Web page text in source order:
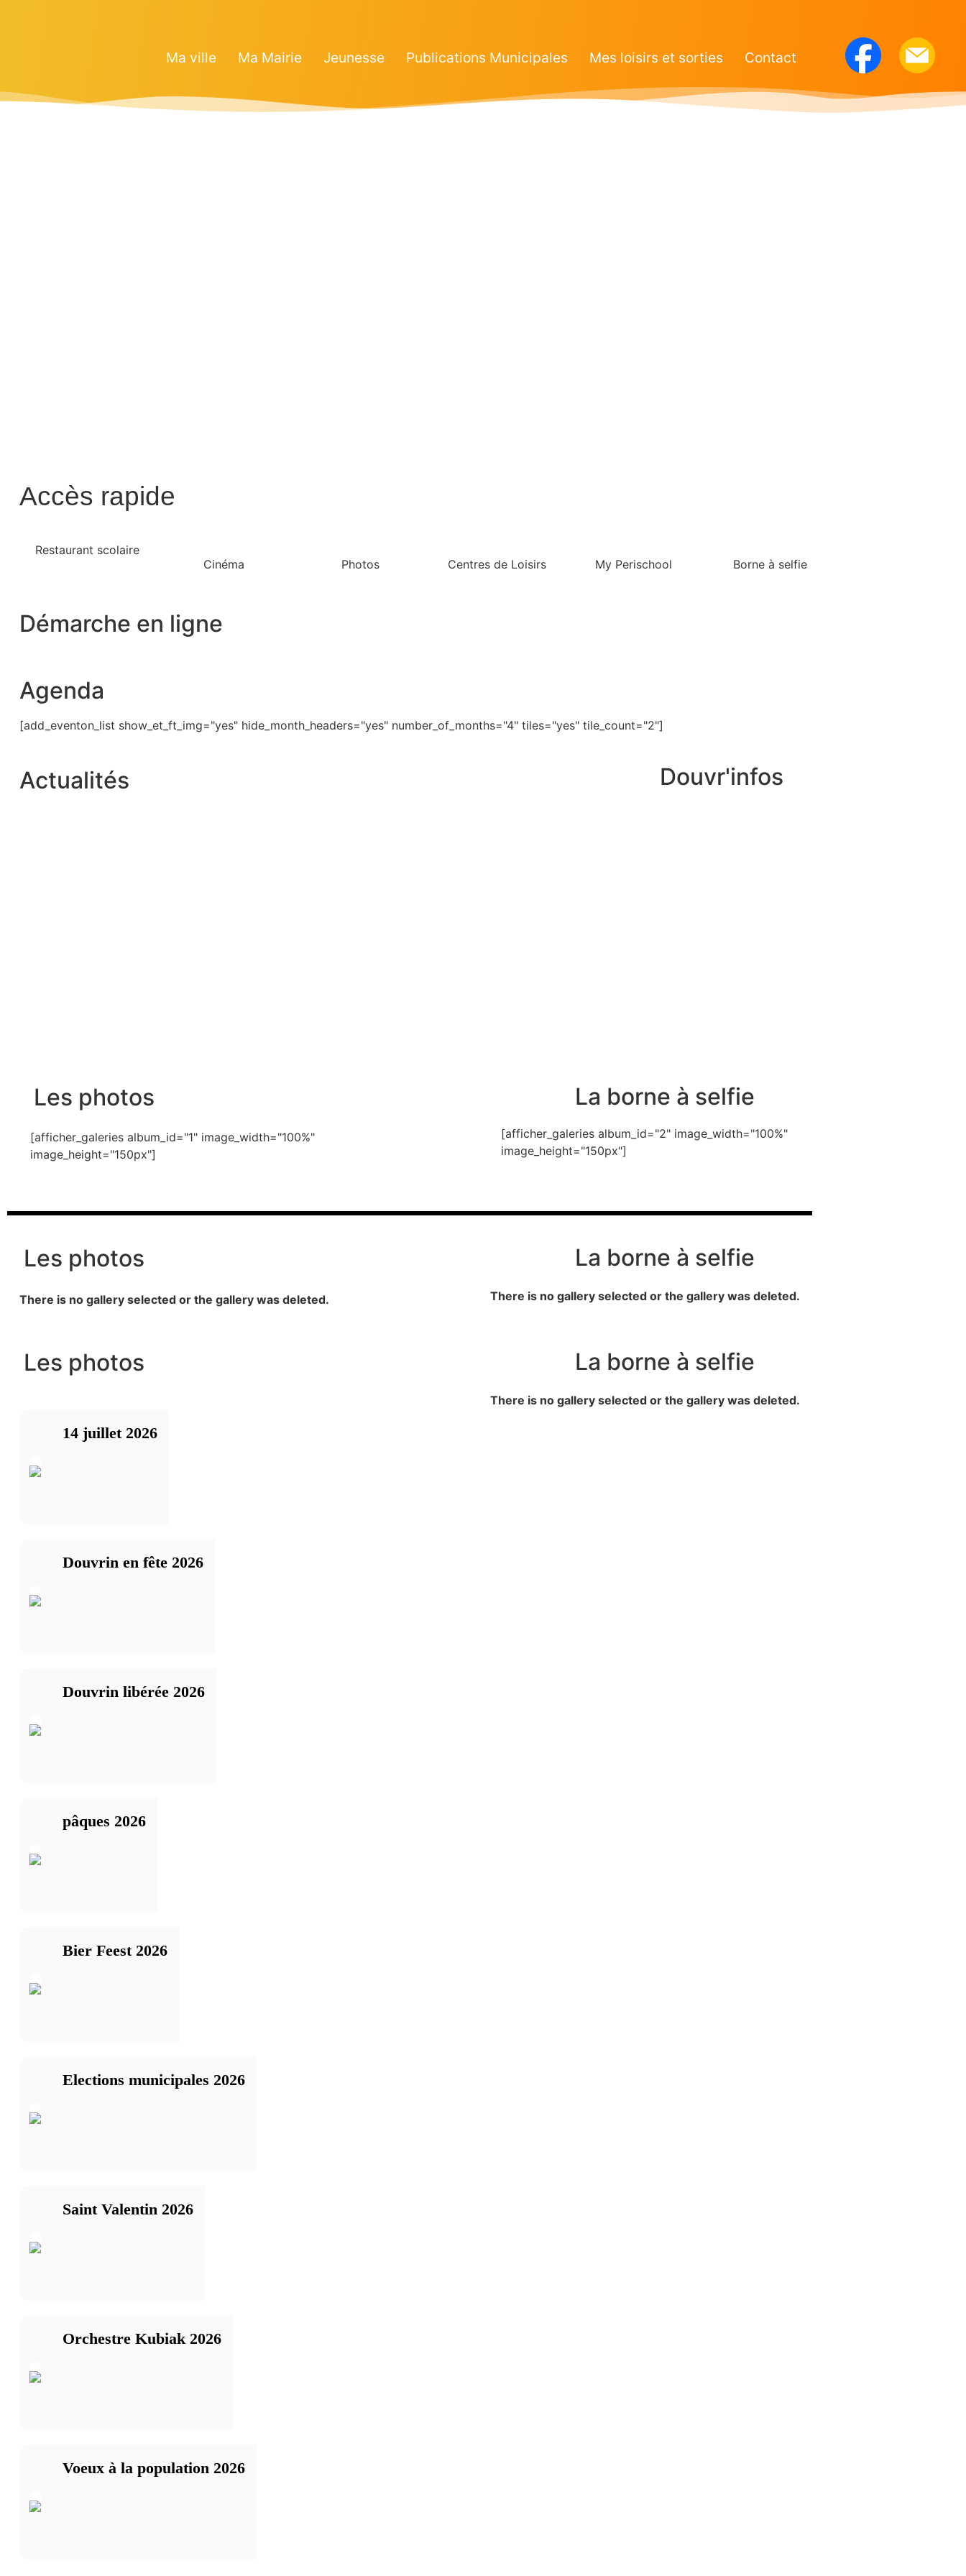
Ma ville Ma Mairie Jeunesse Publications Municipales Mes loisirs et sorties Contact
Accès rapide
Restaurant scolaire
Cinéma
Photos Centres de Loisirs My Perischool Borne à selfie
Démarche en ligne
Agenda
[add_eventon_list show_et_ft_img="yes" hide_month_headers="yes" number_of_months="4" tiles="yes" tile_count="2"]
Actualités Douvr'infos
Les photos
[afficher_galeries album_id="1" image_width="100%"
image_height="150px"]
La borne à selfie
[afficher_galeries album_id="2" image_width="100%"
image_height="150px"]
Les photos
There is no gallery selected or the gallery was deleted.
La borne à selfie
There is no gallery selected or the gallery was deleted.
Les photos
14 juillet 2026
Douvrin en fête 2026
Douvrin libérée 2026
pâques 2026
Bier Feest 2026
Elections municipales 2026
Saint Valentin 2026
Orchestre Kubiak 2026
Voeux à la population 2026
La borne à selfie
There is no gallery selected or the gallery was deleted.